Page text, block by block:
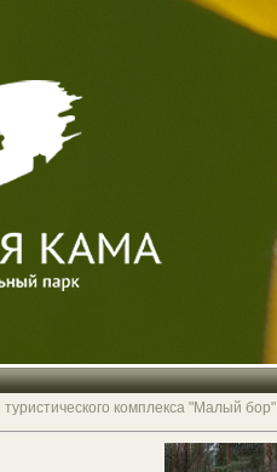
комплекса "Малый бор"